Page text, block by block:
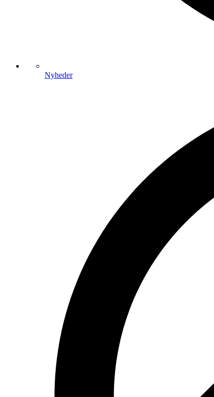
Nyheder